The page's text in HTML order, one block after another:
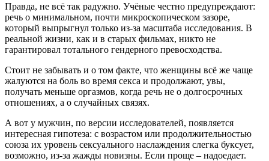
Правда, не всё так радужно. Учёные честно предупреждают:
речь о минимальном, почти микроскопическом зазоре,
который выпрыгнул только из-за масштаба исследования. В
реальной жизни, как и в старых фильмах, никто не
гарантировал тотального гендерного превосходства.
Стоит не забывать и о том факте, что женщины всё же чаще
жалуются на боль во время секса и продолжают, увы,
получать меньше оргазмов, когда речь не о долгосрочных
отношениях, а о случайных связях.
А вот у мужчин, по версии исследователей, появляется
интересная гипотеза: с возрастом или продолжительностью
союза их уровень сексуального наслаждения слегка буксует,
возможно, из-за жажды новизны. Если проще – надоедает.